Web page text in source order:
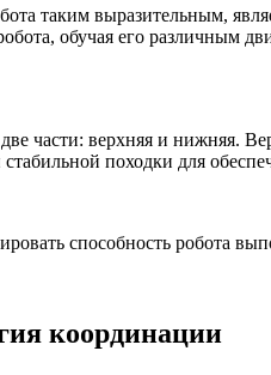
таким выразительным,
обучая его различным
части: верхняя и нижняя.
походки для
способность робота
координации